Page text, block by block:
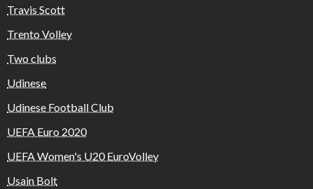
Travis Scott
Trento Volley
Two clubs
Udinese
Udinese Football Club
UEFA Euro 2020
UEFA Women's U20 EuroVolley
Usain Bolt